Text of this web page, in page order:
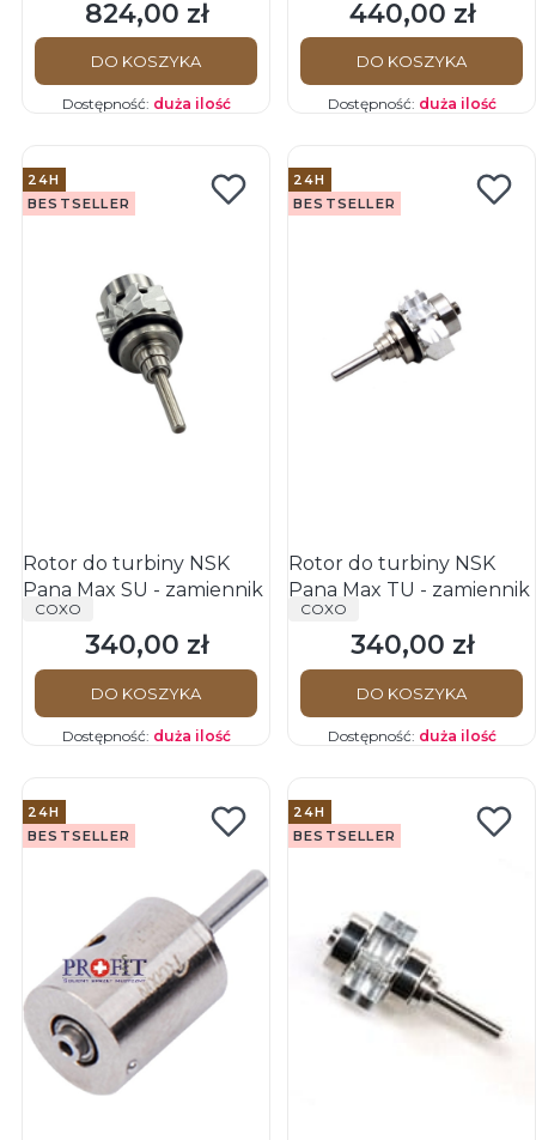
M600, M900, M900L
Cena
824,00 zł
DO KOSZYKA
Dostępność: duża ilość
M600L, M600, M900,
M900L
Cena
440,00 zł
DO KOSZYKA
Dostępność: duża ilość
24H
BESTSELLER
Rotor do turbiny NSK
Pana Max SU - zamiennik
PRODUCENT
COXO
Cena
340,00 zł
DO KOSZYKA
Dostępność: duża ilość
24H
BESTSELLER
Rotor do turbiny NSK
Pana Max TU - zamiennik
PRODUCENT
COXO
Cena
340,00 zł
DO KOSZYKA
Dostępność: duża ilość
24H
BESTSELLER
24H
BESTSELLER